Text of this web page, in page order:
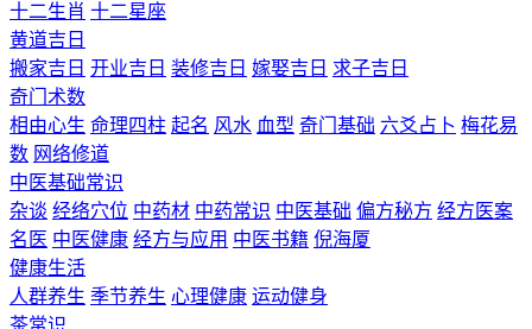
十二生肖 十二星座
黄道吉日
搬家吉日 开业吉日 装修吉日 嫁娶吉日 求子吉日
奇门术数
相由心生 命理四柱 起名 风水 血型 奇门基础 六爻占卜 梅花易
数 网络修道
中医基础常识
杂谈 经络穴位 中药材 中药常识 中医基础 偏方秘方 经方医案
名医 中医健康 经方与应用 中医书籍 倪海厦
健康生活
人群养生 季节养生 心理健康 运动健身
茶常识